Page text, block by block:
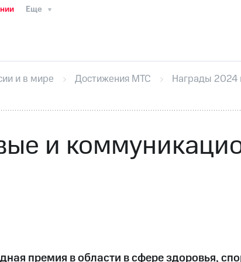
Еще
ИнтервьюФинансовая отчетность
секретарьРаскрытие информации
выкупа акцийДивидендыРынок
и в мире Достижения МТС
Награды 2024
и
премия в области в сфере здоровья,